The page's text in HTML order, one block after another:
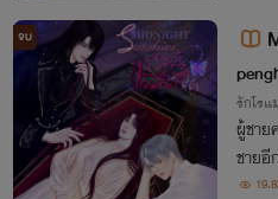
จบ
ใจ
ม)
รักโร
ผู้ชา
ชายอี
ราวร